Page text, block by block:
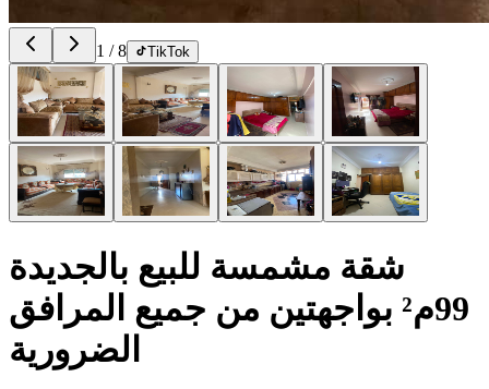
1 /8 TikTok
شقة مشمسة للبيع بالجديدة
99م² بواجهتين من جميع المرافق
الضرورية